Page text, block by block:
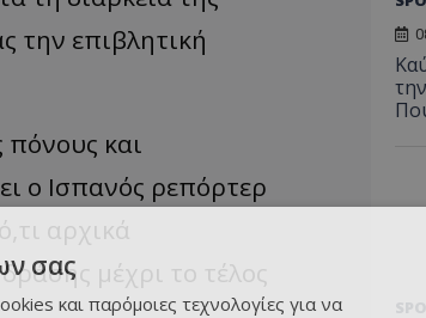
την επιβλητική
πόνους και
ο Ισπανός ρεπόρτερ
αρχικά
μέχρι το τέλος
σας
και παρόμοιες τεχνολογίες για να